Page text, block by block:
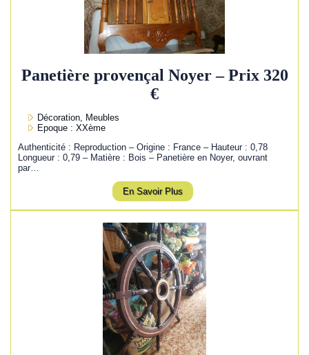
Panetière provençal Noyer – Prix 320
€
Décoration, Meubles
Epoque : XXème
Authenticité : Reproduction – Origine : France – Hauteur : 0,78
Longueur : 0,79 – Matière : Bois – Panetière en Noyer, ouvrant
par…
En Savoir Plus